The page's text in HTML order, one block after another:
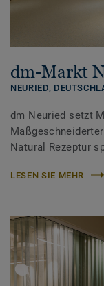
dm-Markt
NEURIED,
dm Neuried setzt
Natural Rezeptur
LESEN SIE MEHR